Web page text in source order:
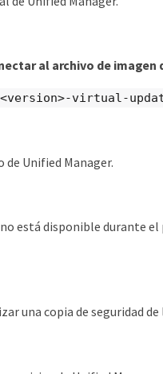
al archivo de imagen
<version>-virtual-
Unified Manager.
está disponible durante el
una copia de seguridad